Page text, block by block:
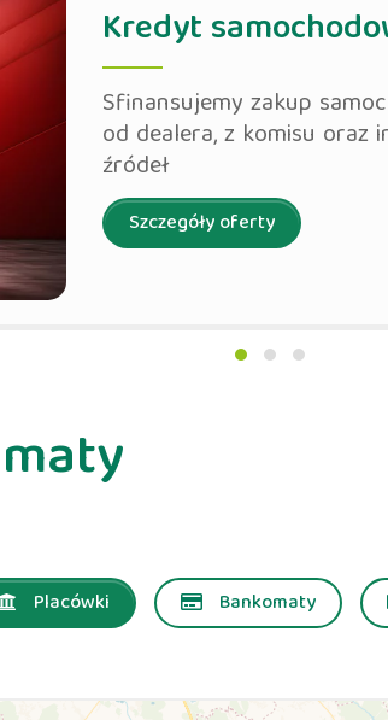
Kredyt
Sfinansujemy zakup
od dealera, z komisu oraz
źródeł
Szczegóły oferty
Placówki Bankomaty